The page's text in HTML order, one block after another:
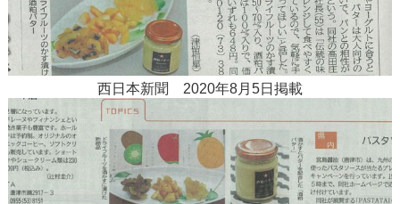
西日本新聞 2020年8月5日掲載